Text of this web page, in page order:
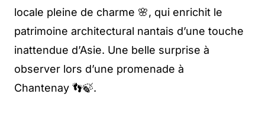
locale pleine de charme 🌸, qui enrichit le
patrimoine architectural nantais d’une touche
inattendue d’Asie. Une belle surprise à
observer lors d’une promenade à
Chantenay 👣🍃.